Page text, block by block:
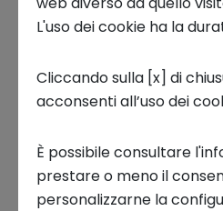
Startup Development
Business Transformation
Ecosystem enabling
Center
3 LUGLIO 2024
INNOVATION CENTER, STARTUP,
L'uso dei cookie ha la
Cliccando sulla [x] di
acconsenti all’uso dei
È possibile consultare
prestare o meno il
personalizzarne la